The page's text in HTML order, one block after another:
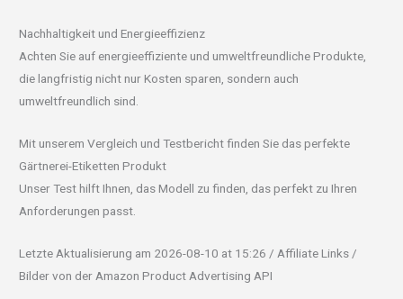
Nachhaltigkeit und Energieeffizienz
Achten Sie auf energieeffiziente und umweltfreundliche Produkte,
die langfristig nicht nur Kosten sparen, sondern auch
umweltfreundlich sind.
Mit unserem Vergleich und Testbericht finden Sie das perfekte
Gärtnerei-Etiketten Produkt
Unser Test hilft Ihnen, das Modell zu finden, das perfekt zu Ihren
Anforderungen passt.
Letzte Aktualisierung am 2026-08-10 at 15:26 / Affiliate Links /
Bilder von der Amazon Product Advertising API